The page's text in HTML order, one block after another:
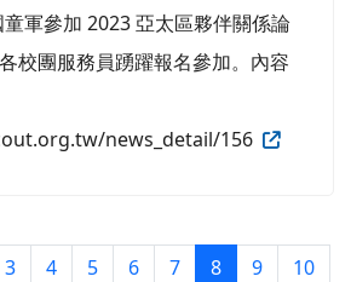
軍參加 2023 亞太區夥伴關係論
校團服務員踴躍報名參加。內容
news_detail/156
3 4 5 6 7 8(目前頁次)
9
10